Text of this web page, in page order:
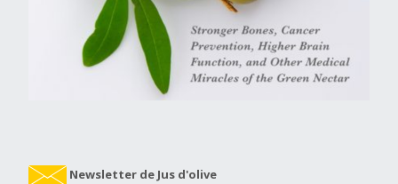
Newsletter de Jus d'olive